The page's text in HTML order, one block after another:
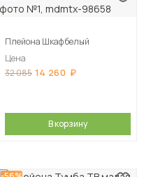
Плейона Шкаф белый
Цена
32 085 14 260
В корзину